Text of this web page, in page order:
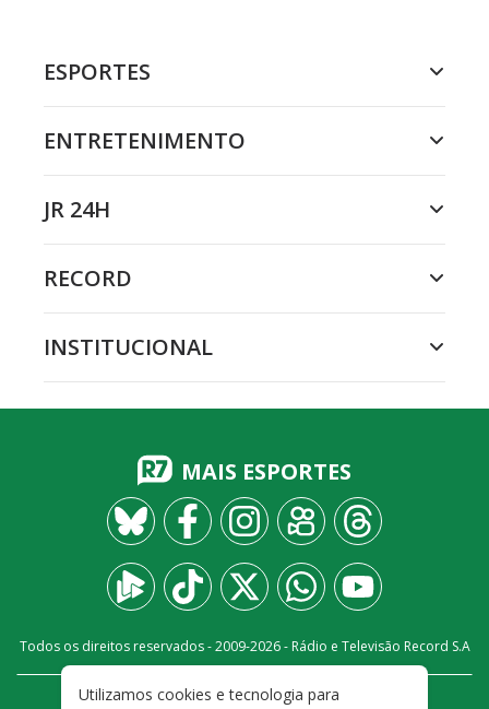
ESPORTES
ENTRETENIMENTO
JR 24H
RECORD
INSTITUCIONAL
MAIS ESPORTES
Todos os direitos reservados - 2009-2026- Rádio e Televisão Record S.A
Utilizamos cookies e tecnologia para